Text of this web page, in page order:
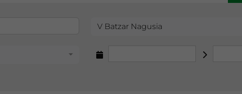
V Batzar Nagusia